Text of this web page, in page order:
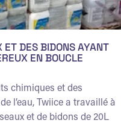
ET DES BIDONS AYANT
EN BOUCLE
chimiques et des
l’eau, Twiice a travaillé à
et de bidons de 20L